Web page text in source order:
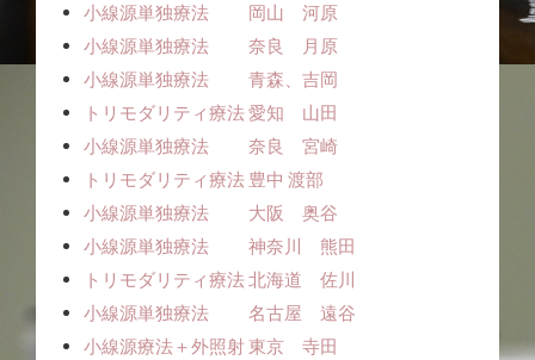
小線源単独療法 岡山 河原
小線源単独療法 奈良 月原
小線源単独療法 青森、吉岡
トリモダリティ療法 愛知 山田
小線源単独療法 奈良 宮崎
トリモダリティ療法 豊中 渡部
小線源単独療法 大阪 奥谷
小線源単独療法 神奈川 熊田
トリモダリティ療法 北海道 佐川
小線源単独療法 名古屋 遠谷
小線源療法＋外照射 東京 寺田